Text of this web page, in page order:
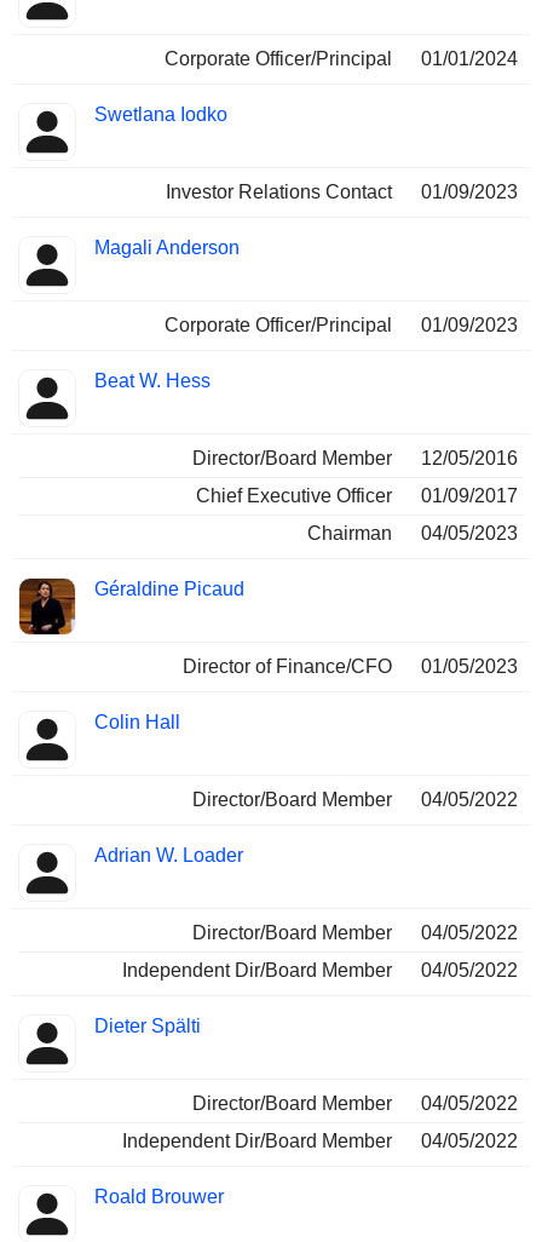
Corporate Officer/Principal 01/01/2024
Swetlana Iodko
Investor Relations Contact 01/09/2023
Magali Anderson
Corporate Officer/Principal 01/09/2023
Beat W. Hess
Director/Board Member
12/05/2016
Chief Executive Officer
01/09/2017
Chairman
04/05/2023
Géraldine Picaud
Director of Finance/CFO 01/05/2023
Colin Hall
Director/Board Member 04/05/2022
Adrian W. Loader
Director/Board Member
04/05/2022
Independent Dir/Board Member
04/05/2022
Dieter Spälti
Director/Board Member
04/05/2022
Independent Dir/Board Member
04/05/2022
Roald Brouwer